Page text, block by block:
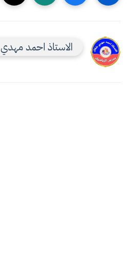
الاستاذ احمد مهدي 1